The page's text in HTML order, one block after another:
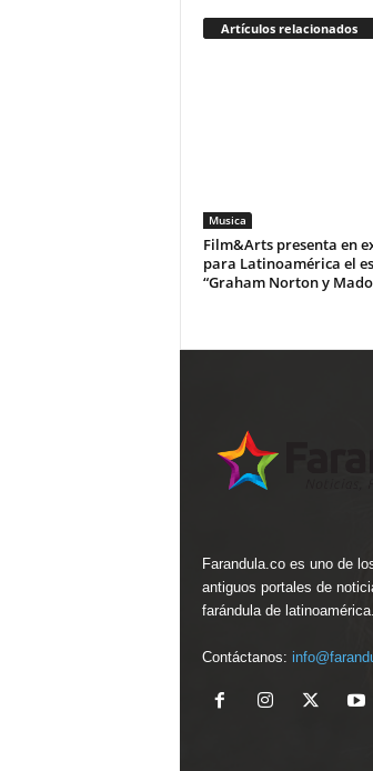
Artículos relacionados
Musica
Film&Arts presenta en
para Latinoamérica el
“Graham Norton y
Farandula.co es uno de
antiguos portales de
farándula de latinoamérica.
Contáctanos: